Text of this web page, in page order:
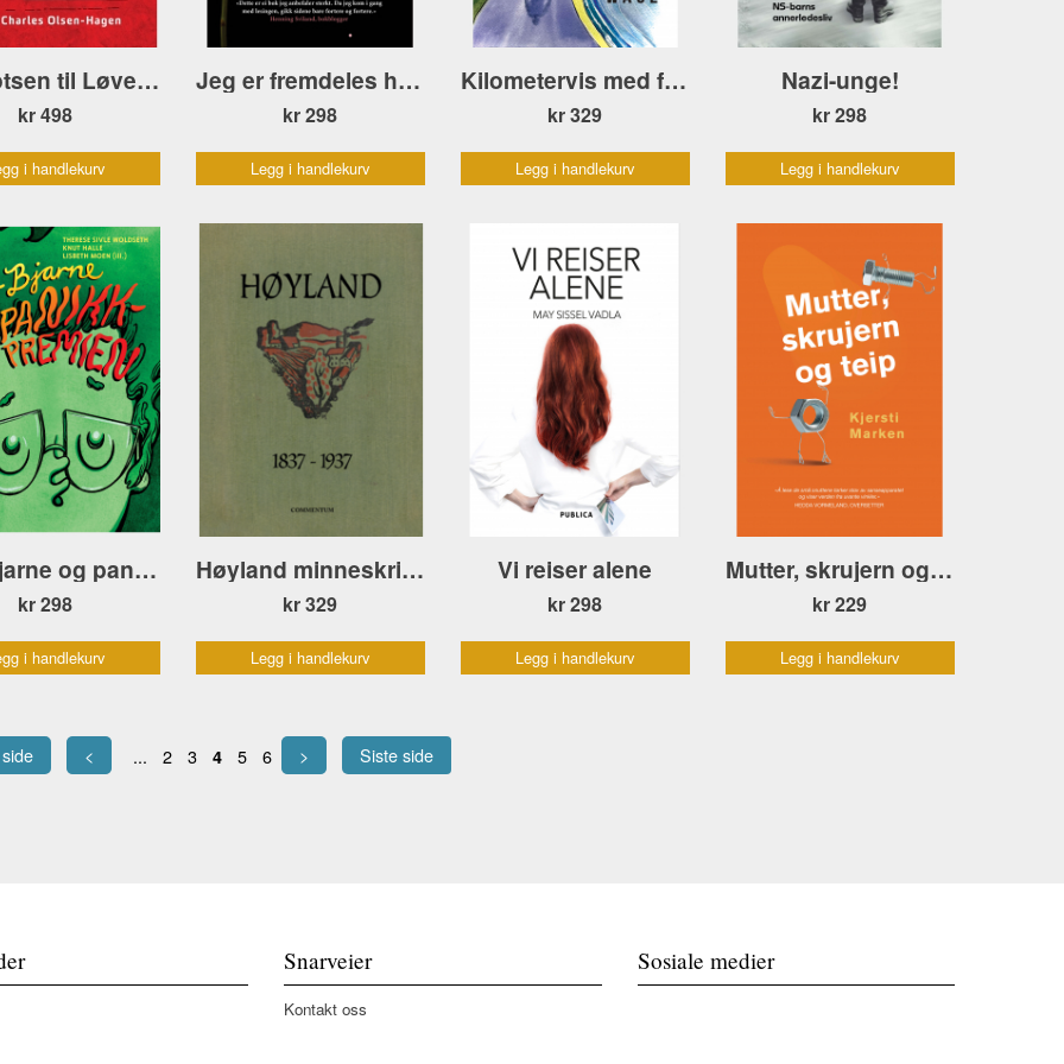
Fra Botsen til Løvebakken
kr 498
i handlekurv
Jeg er fremdeles her POCKET
kr 298
Legg i handlekurv
Kilometervis med forteljingar
kr 329
Legg i handlekurv
Nazi-unge!
kr 298
Legg i handlekurv
Ene-Bjarne og panikkpremien
kr 298
i handlekurv
Høyland minneskrift 1837–1937
kr 329
Legg i handlekurv
Vi reiser alene
kr 298
Legg i handlekurv
Mutter, skrujern og teip
kr 229
Legg i handlekurv
< ... 2 3 4 5 6 > Siste side
Snarveier
Kontakt oss
Sosiale medier